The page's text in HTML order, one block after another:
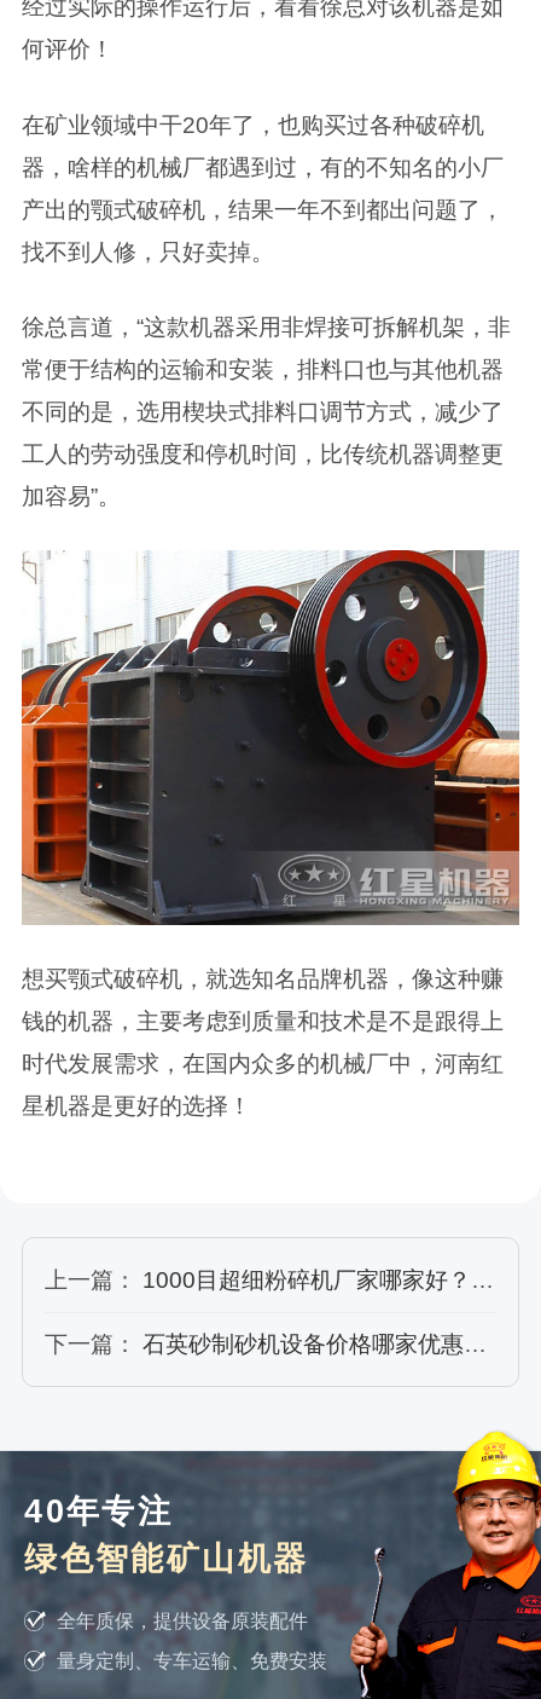
经过实际的操作运行后，看看徐总对该机器是如
何评价！
在矿业领域中干20年了，也购买过各种破碎机
器，啥样的机械厂都遇到过，有的不知名的小厂
产出的颚式破碎机，结果一年不到都出问题了，
找不到人修，只好卖掉。
徐总言道，“这款机器采用非焊接可拆解机架，非
常便于结构的运输和安装，排料口也与其他机器
不同的是，选用楔块式排料口调节方式，减少了
工人的劳动强度和停机时间，比传统机器调整更
加容易”。
想买颚式破碎机，就选知名品牌机器，像这种赚
钱的机器，主要考虑到质量和技术是不是跟得上
时代发展需求，在国内众多的机械厂中，河南红
星机器是更好的选择！
上一篇： 1000目超细粉碎机厂家哪家好？价格贵吗？
下一篇： 石英砂制砂机设备价格哪家优惠？型号有哪些？
40年专注
绿色智能矿山机器
全年质保，提供设备原装配件
量身定制、专车运输、免费安装